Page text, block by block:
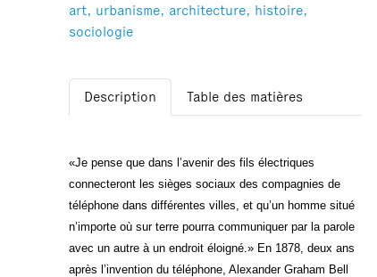
art, urbanisme, architecture, histoire,
sociologie
Description Table des matières
«Je pense que dans l’avenir des fils électriques
connecteront les sièges sociaux des compagnies de
téléphone dans différentes villes, et qu’un homme situé
n’importe où sur terre pourra communiquer par la parole
avec un autre à un endroit éloigné.» En 1878, deux ans
après l’invention du téléphone, Alexander Graham Bell